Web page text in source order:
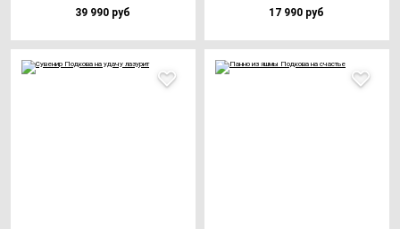
39 990 руб 17 990 руб